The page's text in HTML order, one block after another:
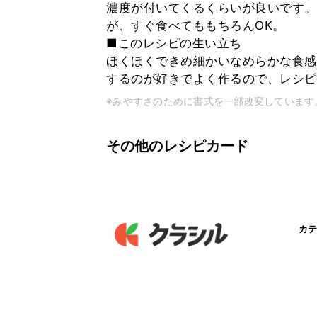
濃度が付いてくるくらいが良いです
が、すぐ食べてももちろんOK。
■このレシピの生い立ち
ほくほくできめ細かいなめらかな食
するのが好きでよく作るので、レシ
※みやすさのために書式を一部改変しています
その他のレシピカード
カ